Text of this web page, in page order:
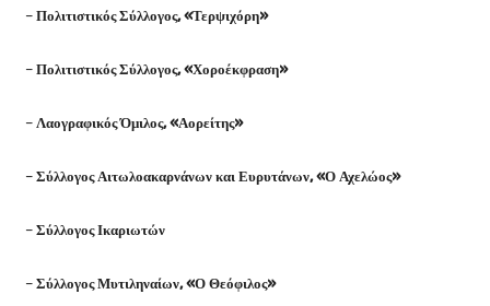
– Πολιτιστικός Σύλλογος, «Τερψιχόρη»
– Πολιτιστικός Σύλλογος, «Χοροέκφραση»
– Λαογραφικός Όμιλος, «Αορείτης»
– Σύλλογος Αιτωλοακαρνάνων και Ευρυτάνων, «Ο Αχελώος»
– Σύλλογος Ικαριωτών
– Σύλλογος Μυτιληναίων, «Ο Θεόφιλος»